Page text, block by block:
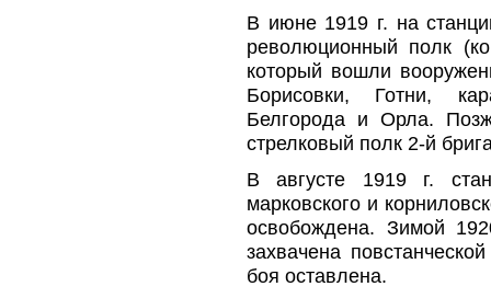
В июне 1919 г. на
революционный полк
который вошли
Борисовки, Готни,
Белгорода и Орла.
стрелковый полк 2-й
В августе 1919 г.
марковского и
освобождена. Зимой
захвачена
боя оставлена.